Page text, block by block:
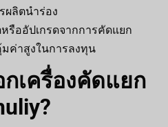
ผลิตนำร่อง
รืออัปเกรดจากการคัดแยก
ค่าสูงในการลงทุน
เครื่องคัดแยก